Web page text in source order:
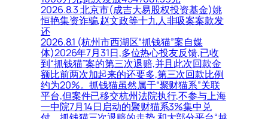
2026.8.3 北京市(成吉大易股权投资基金)姚
恒艳集资诈骗,赵文政等十九人非吸案案款发
还
2026.8.1 (杭州市西湖区“抓钱猫”案自媒
体)2026年7月31日,多位热心投友反馈,已收
到“抓钱猫”案的第三次退赔,并且此次回款金
额比前两次加起来的还要多,第三次回款比例
约为20%。抓钱猫虽然属于“聚财猫系”关联
平台,但案件已移交杭州法院执行,不参与上海
一中院7月14日启动的聚财猫系3%集中兑